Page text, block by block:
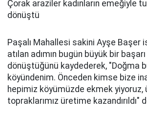
Çorak araziler kadınların emeğiyle
dönüştü
Paşalı Mahallesi sakini Ayşe Başer
atılan adımın bugün büyük bir
dönüştüğünü kaydederek, "Doğma
köyündenim. Önceden kimse bize
hepimiz köyümüzde ekmek yiyoruz,
topraklarımız üretime kazandırıldı"